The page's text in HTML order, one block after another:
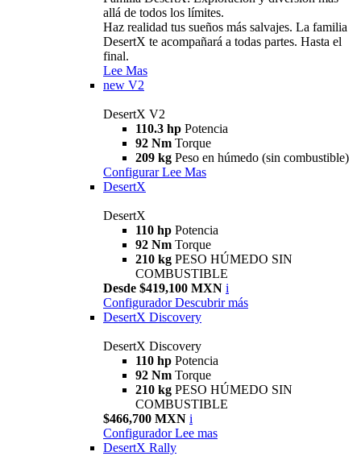
allá de todos los límites.
Haz realidad tus sueños más salvajes. La familia
DesertX te acompañará a todas partes. Hasta el
final.
Lee Mas
new V2
DesertX V2
110.3 hp Potencia
92 Nm Torque
209 kg Peso en húmedo (sin combustible)
Configurar Lee Mas
DesertX
DesertX
110 hp Potencia
92 Nm Torque
210 kg PESO HÚMEDO SIN
COMBUSTIBLE
Desde $419,100 MXN i
Configurador Descubrir más
DesertX Discovery
DesertX Discovery
110 hp Potencia
92 Nm Torque
210 kg PESO HÚMEDO SIN
COMBUSTIBLE
$466,700 MXN i
Configurador Lee mas
DesertX Rally